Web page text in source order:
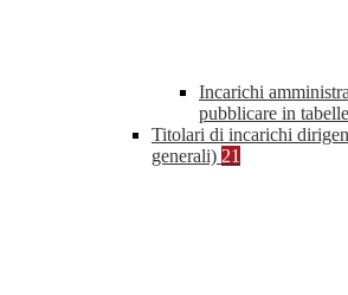
Incarichi
pubblicare in
Titolari di incarichi
generali) 21